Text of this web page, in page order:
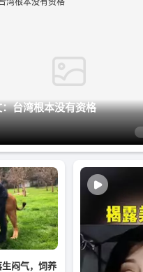
巴，传出惊天噩耗
诡异一幕震惊世界
台湾根本没有资格
普的一个强烈信号
泽连斯基悄悄做了件大事
种全新病毒，网民炸了……
闷气，饲养